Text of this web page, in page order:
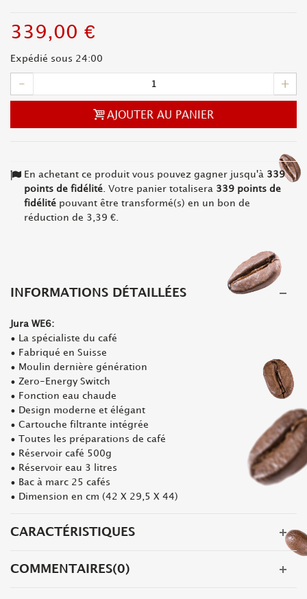
339,00 €
Expédié sous 24:00
- +
AJOUTER AU PANIER
En achetant ce produit vous pouvez gagner jusqu'à 339
points de fidélité . Votre panier totalisera 339 points de
fidélité pouvant être transformé(s) en un bon de
réduction de 3,39 €
INFORMATIONS DÉTAILLÉES
Jura WE6:
• La spécialiste du café
• Fabriqué en Suisse
• Moulin dernière génération
• Zero-Energy Switch
• Fonction eau chaude
• Design moderne et élégant
• Cartouche filtrante intégrée
• Toutes les préparations de café
• Réservoir café 500g
• Réservoir eau 3 litres
• Bac à marc 25 cafés
• Dimension en cm (42 X 29,5 X 44)
CARACTÉRISTIQUES
COMMENTAIRES(0)